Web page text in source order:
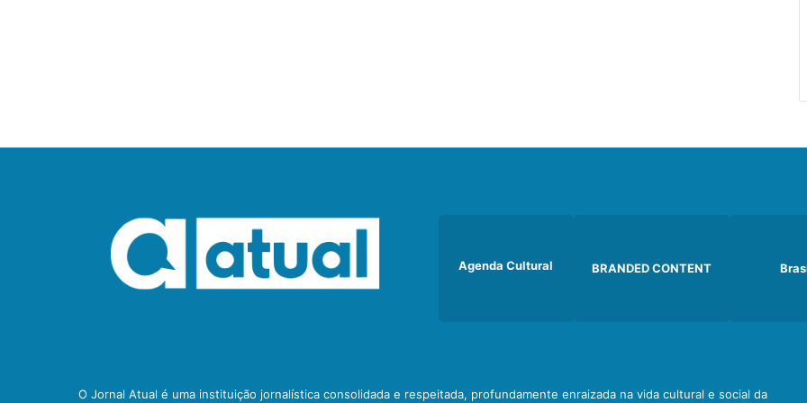
Agenda Cultural BRANDED CONTENT
O Jornal Atual é uma instituição jornalística consolidada e respeitada, profundamente enraizada na vida cultural e social da